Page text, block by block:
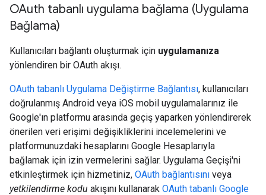
OAuth tabanlı uygulama bağlama (Uygulama
Bağlama)
Kullanıcıları bağlantı oluşturmak için uygulamanıza
yönlendiren bir OAuth akışı.
OAuth tabanlı Uygulama Değiştirme Bağlantısı, kullanıcıları
doğrulanmış Android veya iOS mobil uygulamalarınız ile
Google'ın platformu arasında geçiş yaparken yönlendirerek
önerilen veri erişimi değişikliklerini incelemelerini ve
platformunuzdaki hesaplarını Google Hesaplarıyla
bağlamak için izin vermelerini sağlar. Uygulama Geçişi'ni
etkinleştirmek için hizmetiniz, OAuth bağlantısını veya
yetkilendirme kodu akışını kullanarak OAuth tabanlı Google